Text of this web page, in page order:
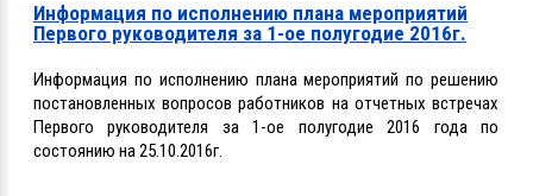
Информация по исполнению плана мероприятий
Первого руководителя за 1-ое полугодие 2016г.
Информация по исполнению плана мероприятий по решению
постановленных вопросов работников на отчетных встречах
Первого руководителя за 1-ое полугодие 2016 года по
состоянию на 25.10.2016г.